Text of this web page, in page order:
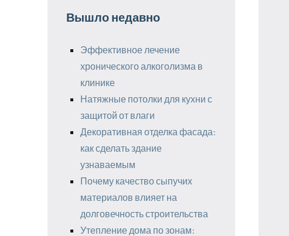
Вышло недавно
Эффективное лечение
хронического алкоголизма в
клинике
Натяжные потолки для кухни с
защитой от влаги
Декоративная отделка фасада:
как сделать здание
узнаваемым
Почему качество сыпучих
материалов влияет на
долговечность строительства
Утепление дома по зонам: